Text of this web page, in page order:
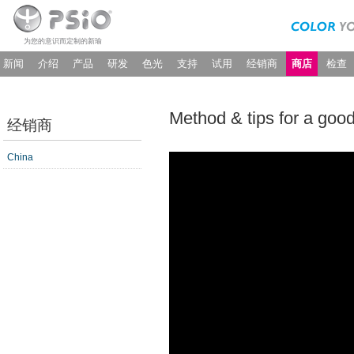
为您的意识而定制的新瑜
新闻 介绍 产品 研发 色光 支持 试用 经销商 商店 检查
经销商
China
Method & tips for a